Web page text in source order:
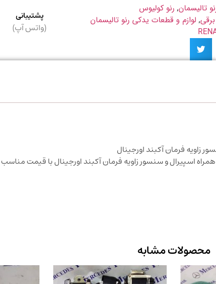
تالیسمان, رنو کولیوس
برقی, لوازم و قطعات یدکی رنو تالیسمان
پشتیبانی
(واتس آپ)
زاویه فرمان آکبند اورجینال
اسپیرال و سنسور زاویه فرمان آکبند اورجینال با قیمت
محصولات مشابه